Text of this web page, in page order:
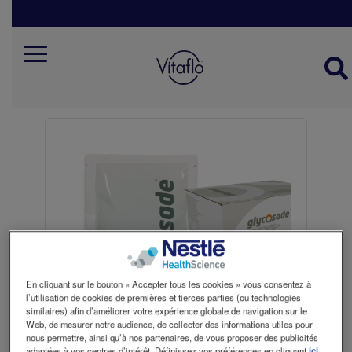
content
Mobile
En cliquant sur le bouton « Accepter tous les cookies » vous consentez à
l’utilisation de cookies de premières et tierces parties (ou technologies
similaires) afin d’améliorer votre expérience globale de navigation sur le
Web, de mesurer notre audience, de collecter des informations utiles pour
nous permettre, ainsi qu’à nos partenaires, de vous proposer des publicités